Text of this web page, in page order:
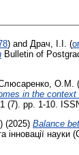
) and Драч, І.І. (
Bulletin of
О.М. (
in the
1 (7). pp. 1-10.
) (2025) Balance
інновації